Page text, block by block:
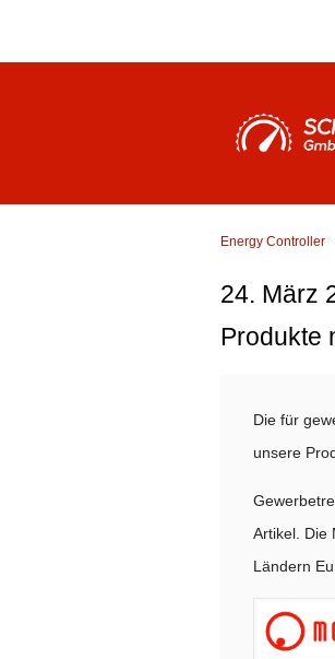
Energy Controller
24. März
Produkte
Die für
unsere
Artikel. Die
Ländern